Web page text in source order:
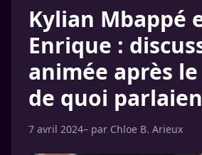
Kylian Mbappé
Enrique :
animée après
de quoi
7 avril 2024– par Chloe B. Arieux